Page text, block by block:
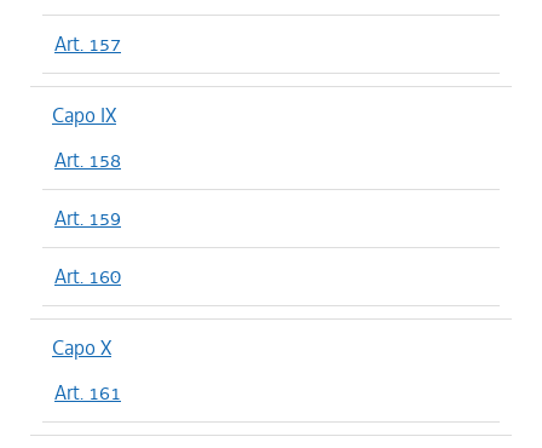
Art. 157
Capo IX
Art. 158
Art. 159
Art. 160
Capo X
Art. 161